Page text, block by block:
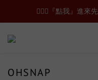
🙋🏻‍♂️『點我』進來
OHSNAP